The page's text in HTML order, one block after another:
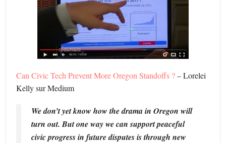
Can Civic Tech Prevent More Oregon Standoffs ?– Lorelei
Kelly sur Medium
We don’t yet know how the drama in Oregon will
turn out. But one way we can support peaceful
civic progress in future disputes is through new